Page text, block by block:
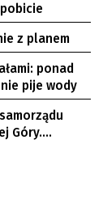
z planem
ponad
pije wody
Góry.